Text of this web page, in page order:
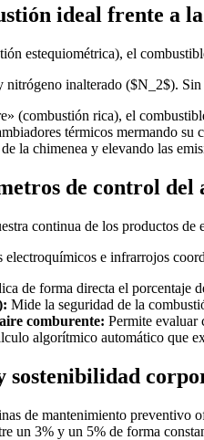
ideal frente a
estequiométrica), el
inalterado ($N_2$).
(combustión rica), el
térmicos mermando
la chimenea y elevando las
de control
continua de los productos de
electroquímicos e infrarrojos
de forma directa el porcentaje
Mide la seguridad de la
comburente: Permite evaluar
algorítmico automático que
sostenibilidad
de mantenimiento
un 3% y un 5% de forma